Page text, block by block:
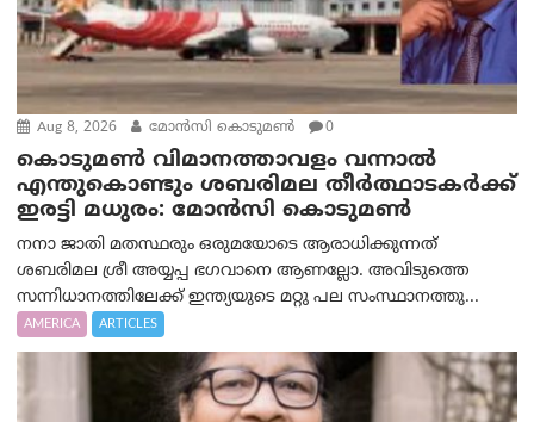
Aug 8, 2026 മോൻസി കൊടുമൺ 0
കൊടുമൺ വിമാനത്താവളം വന്നാൽ
എന്തുകൊണ്ടും ശബരിമല തീർത്ഥാടകർക്ക്
ഇരട്ടി മധുരം: മോൻസി കൊടുമൺ
നനാ ജാതി മതസ്ഥരും ഒരുമയോടെ ആരാധിക്കുന്നത്
ശബരിമല ശ്രീ അയ്യപ്പ ഭഗവാനെ ആണല്ലോ. അവിടുത്തെ
സന്നിധാനത്തിലേക്ക് ഇന്ത്യയുടെ മറ്റു പല സംസ്ഥാനത്തു...
AMERICA ARTICLES